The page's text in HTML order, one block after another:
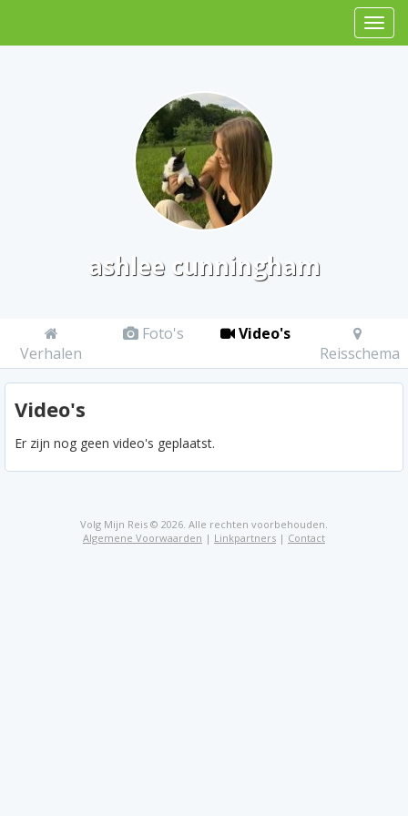
ashlee cunningham
Verhalen
Foto's
Video's
Reisschema
Video's
Er zijn nog geen video's geplaatst.
Volg Mijn Reis © 2026. Alle rechten voorbehouden.
Algemene Voorwaarden | Linkpartners | Contact